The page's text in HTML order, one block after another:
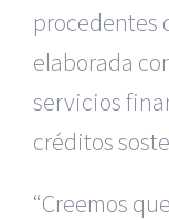
procedentes
elaborada
servicios
créditos
“Creemos